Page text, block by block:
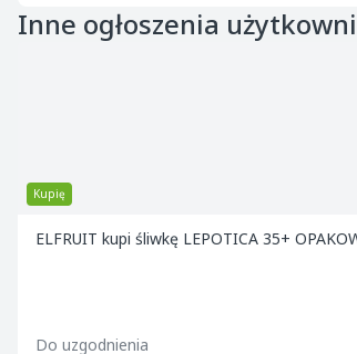
Inne ogłoszenia
Kupię
ELFRUIT kupi śliwkę LEPOTICA 35+
Do uzgodnienia